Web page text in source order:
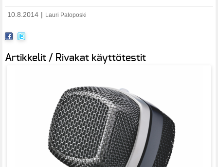
10.8.2014 Lauri Paloposki
Artikkelit / Rivakat käyttötestit